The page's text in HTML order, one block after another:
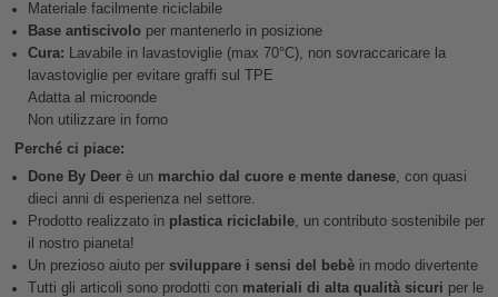
Materiale facilmente riciclabile
Base antiscivoloper mantenerlo in posizione
Cura: Lavabile in lavastoviglie (max 70°C), non sovraccaricare la
lavastoviglie per evitare graffi sul TPE
Adatta al microonde
Non utilizzare in forno
Perché ci piace:
Done By Deer è un marchio dal cuore e mente danese, con quasi
dieci anni di esperienza nel settore.
Prodotto realizzato in plastica riciclabile, un contributo sostenibile per
il nostro pianeta!
Un prezioso aiuto per sviluppare i sensi del bebè in modo divertente
Tutti gli articoli sono prodotti conmateriali di alta qualità sicuri per le